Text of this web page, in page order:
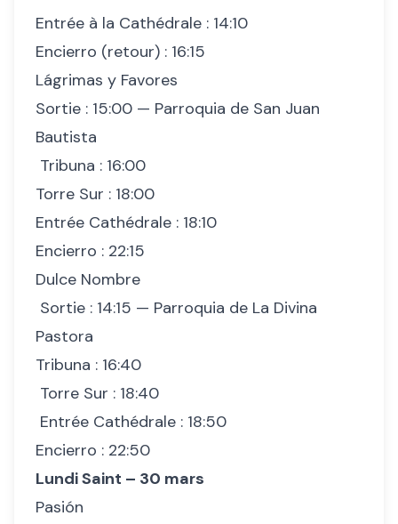
Entrée à la Cathédrale : 14:10
Encierro (retour) : 16:15
Lágrimas y Favores
Sortie : 15:00 — Parroquia de San Juan
Bautista
Tribuna : 16:00
Torre Sur : 18:00
Entrée Cathédrale : 18:10
Encierro : 22:15
Dulce Nombre
Sortie : 14:15 — Parroquia de La Divina
Pastora
Tribuna : 16:40
Torre Sur : 18:40
Entrée Cathédrale : 18:50
Encierro : 22:50
Lundi Saint – 30 mars
Pasión